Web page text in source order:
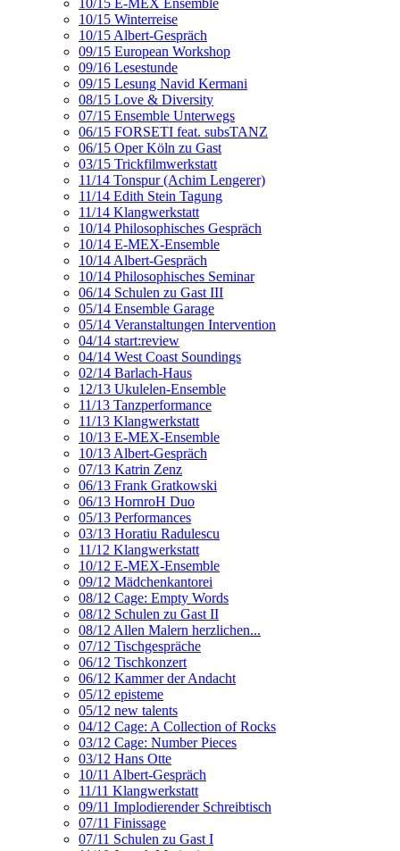
10/15 E-MEX Ensemble
10/15 Winterreise
10/15 Albert-Gespräch
09/15 European Workshop
09/16 Lesestunde
09/15 Lesung Navid Kermani
08/15 Love & Diversity
07/15 Ensemble Unterwegs
06/15 FORSETI feat. subsTANZ
06/15 Oper Köln zu Gast
03/15 Trickfilmwerkstatt
11/14 Tonspur (Achim Lengerer)
11/14 Edith Stein Tagung
11/14 Klangwerkstatt
10/14 Philosophisches Gespräch
10/14 E-MEX-Ensemble
10/14 Albert-Gespräch
10/14 Philosophisches Seminar
06/14 Schulen zu Gast III
05/14 Ensemble Garage
05/14 Veranstaltungen Intervention
04/14 start:review
04/14 West Coast Soundings
02/14 Barlach-Haus
12/13 Ukulelen-Ensemble
11/13 Tanzperformance
11/13 Klangwerkstatt
10/13 E-MEX-Ensemble
10/13 Albert-Gespräch
07/13 Katrin Zenz
06/13 Frank Gratkowski
06/13 HornroH Duo
05/13 Performances
03/13 Horatiu Radulescu
11/12 Klangwerkstatt
10/12 E-MEX-Ensemble
09/12 Mädchenkantorei
08/12 Cage: Empty Words
08/12 Schulen zu Gast II
08/12 Allen Malern herzlichen...
07/12 Tischgespräche
06/12 Tischkonzert
06/12 Kammer der Andacht
05/12 episteme
05/12 new talents
04/12 Cage: A Collection of Rocks
03/12 Cage: Number Pieces
03/12 Hans Otte
10/11 Albert-Gespräch
11/11 Klangwerkstatt
09/11 Implodierender Schreibtisch
07/11 Finissage
07/11 Schulen zu Gast I